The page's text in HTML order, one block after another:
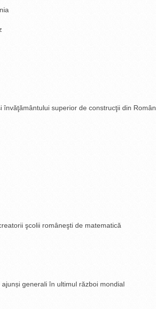
superior de construcţii din
şcolii româneşti de matematică
generali în ultimul război mondial